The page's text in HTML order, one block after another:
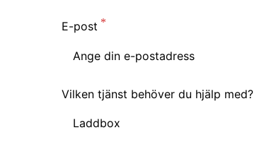
E-post
Vilken tjänst behöver du hjälp med?
Laddbox